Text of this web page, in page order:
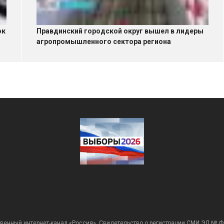
Правдинский городской округ вышел в лидеры
агропромышленного сектора региона